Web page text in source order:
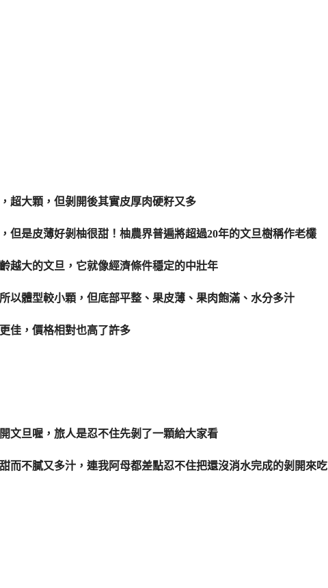
超大顆，但剝開後其實皮厚肉硬籽又多
但是皮薄好剝柚很甜！柚農界普遍將超過20年的文旦樹稱作老欉
越大的文旦，它就像經濟條件穩定的中壯年
以體型較小顆，但底部平整、果皮薄、果肉飽滿、水分多汁
佳，價格相對也高了許多
文旦喔，旅人是忍不住先剝了一顆給大家看
而不膩又多汁，連我阿母都差點忍不住把還沒消水完成的剝開來吃